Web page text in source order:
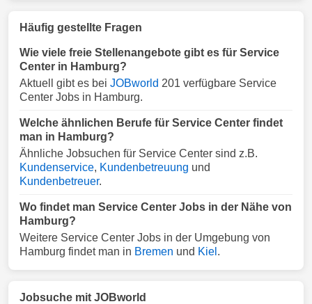
Häufig gestellte Fragen
Wie viele freie Stellenangebote gibt es für Service
Center in Hamburg?
Aktuell gibt es bei JOBworld 201 verfügbare Service
Center Jobs in Hamburg.
Welche ähnlichen Berufe für Service Center findet
man in Hamburg?
Ähnliche Jobsuchen für Service Center sind z.B.
Kundenservice, Kundenbetreuung und
Kundenbetreuer.
Wo findet man Service Center Jobs in der Nähe von
Hamburg?
Weitere Service Center Jobs in der Umgebung von
Hamburg findet man in Bremen und Kiel .
Jobsuche mit JOBworld